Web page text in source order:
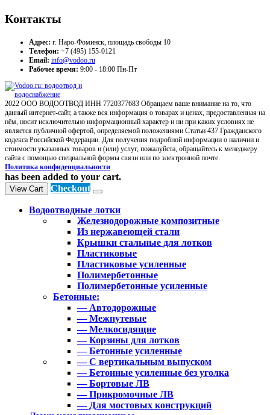
Контакты
Адрес: г. Наро-Фоминск, площадь свободы 10
Телефон: +7 (495) 155-0121
Email: info@vodoo.ru
Рабочее время: 9:00 - 18:00 Пн-Пт
2022 ООО ВОДООТВОД ИНН 7720377683 Обращаем ваше внимание на то, что
данный интернет-сайт, а также вся информация о товарах и ценах, предоставленная на
нём, носит исключительно информационный характер и ни при каких условиях не
является публичной офертой, определяемой положениями Статьи 437 Гражданского
кодекса Российской Федерации. Для получения подробной информации о наличии и
стоимости указанных товаров и (или) услуг, пожалуйста, обращайтесь к менеджеру
сайта с помощью специальной формы связи или по электронной почте.
Политика конфиденциальности
has been added to your cart.
View Cart Checkout
Водоотводные лотки
Железнодорожные композитные
Из нержавеющей стали
Крышки стальные для лотков
Пластиковые
Пластиковые усиленные
Полимербетонные
Полимербетонные усиленные
Бетонные:
— Автодорожные
— Межпутевые
— Мелкосидящие
— Корзины для лотков
— Бетонные усиленные
— С вертикальным выпуском
— Бетонные усиленные без уголка
— Бортовые ЛВ
— Прикромочные ЛВ
— Для мостовых конструкций